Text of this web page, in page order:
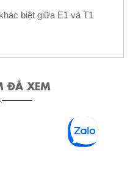
biệt giữa E1 và T1
ĐÃ XEM